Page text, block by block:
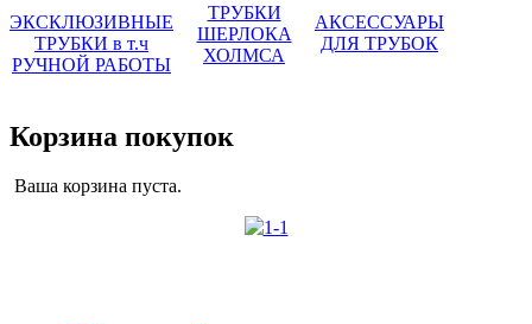
ЭКСКЛЮЗИВНЫЕ
ТРУБКИ в т.ч
РУЧНОЙ РАБОТЫ
ТРУБКИ
ШЕРЛОКА
ХОЛМСА
АКСЕССУАРЫ
ДЛЯ ТРУБОК
Корзина покупок
Ваша корзина пуста.